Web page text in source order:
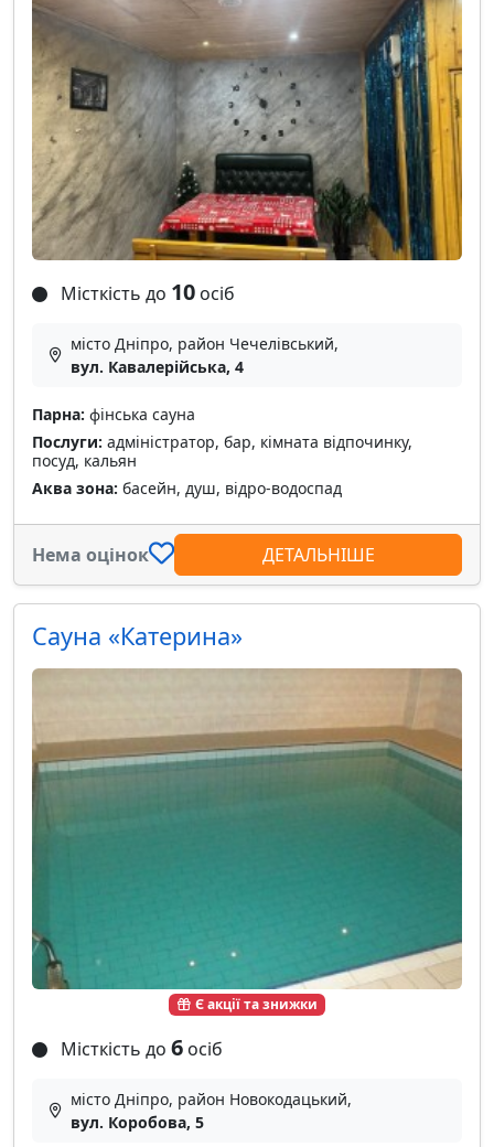
Місткість до 10 осіб
місто Дніпро, район Чечелівський,
вул. Кавалерійська, 4
Парна: фінська сауна
Послуги: адміністратор, бар, кімната відпочинку,
посуд, кальян
Аква зона: басейн, душ, відро-водоспад
Нема оцінок ДЕТАЛЬНІШЕ
Є акції та знижки
Сауна «Катерина»
Місткість до 6 осіб
місто Дніпро, район Новокодацький,
вул. Коробова, 5